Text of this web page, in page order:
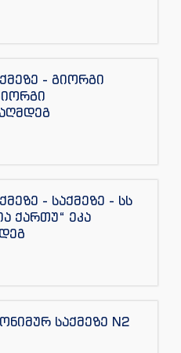
- გიორგი
- საქმეზე - სს
ქართუ“ ეკა
საქმეზე N2